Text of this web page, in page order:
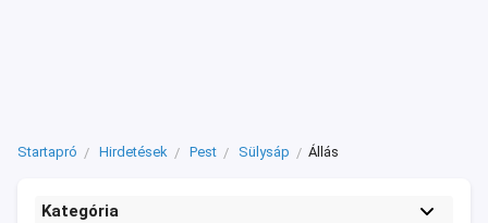
Startapró Hirdetések Pest Sülysáp Állás
Kategória